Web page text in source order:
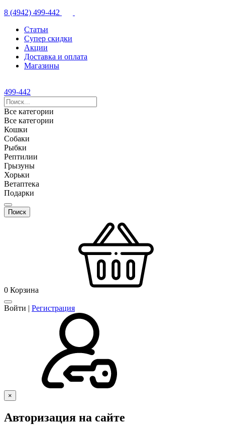
8 (4942) 499-442
Статьи
Супер скидки
Акции
Доставка и оплата
Магазины
499-442
Все категории
Все категории
Кошки
Собаки
Рыбки
Рептилии
Грызуны
Хорьки
Ветаптека
Подарки
0 Корзина
Войти | Регистрация
×
Авторизация на сайте